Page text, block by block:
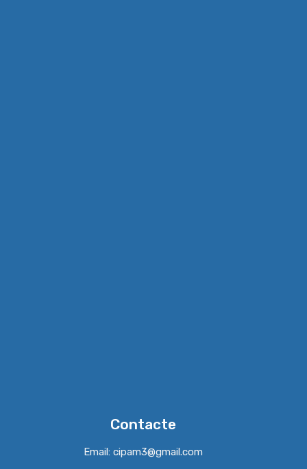
Contacte
Email: cipam3@gmail.com